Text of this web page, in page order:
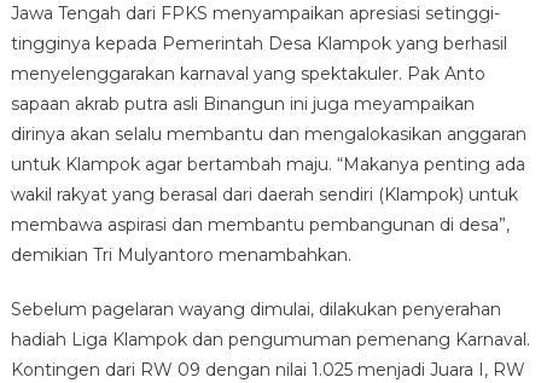
Jawa Tengah dari FPKS menyampaikan apresiasi setinggi-
tingginya kepada Pemerintah Desa Klampok yang berhasil
menyelenggarakan karnaval yang spektakuler. Pak Anto
sapaan akrab putra asli Binangun ini juga meyampaikan
dirinya akan selalu membantu dan mengalokasikan anggaran
untuk Klampok agar bertambah maju. “Makanya penting ada
wakil rakyat yang berasal dari daerah sendiri (Klampok) untuk
membawa aspirasi dan membantu pembangunan di desa”,
demikian Tri Mulyantoro menambahkan.
Sebelum pagelaran wayang dimulai, dilakukan penyerahan
hadiah Liga Klampok dan pengumuman pemenang Karnaval.
Kontingen dari RW 09 dengan nilai 1.025 menjadi Juara I, RW